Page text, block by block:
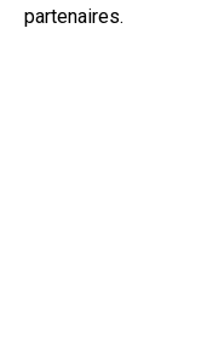
partenaires.